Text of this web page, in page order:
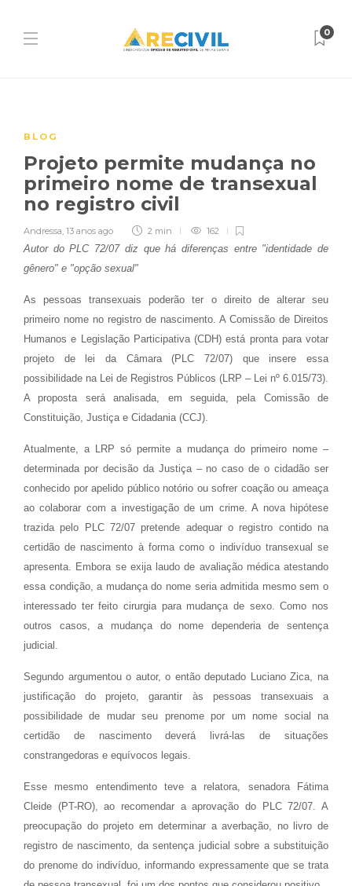
0
BLOG
Projeto permite mudança no
primeiro nome de transexual
no registro civil
Andressa, 13 anos ago 2 min 162
Autor do PLC 72/07 diz que há diferenças entre "identidade de
gênero" e "opção sexual"
As pessoas transexuais poderão ter o direito de alterar seu
primeiro nome no registro de nascimento. A Comissão de Direitos
Humanos e Legislação Participativa (CDH) está pronta para votar
projeto de lei da Câmara (PLC 72/07) que insere essa
possibilidade na Lei de Registros Públicos (LRP – Lei nº 6.015/73).
A proposta será analisada, em seguida, pela Comissão de
Constituição, Justiça e Cidadania (CCJ).
Atualmente, a LRP só permite a mudança do primeiro nome –
determinada por decisão da Justiça – no caso de o cidadão ser
conhecido por apelido público notório ou sofrer coação ou ameaça
ao colaborar com a investigação de um crime. A nova hipótese
trazida pelo PLC 72/07 pretende adequar o registro contido na
certidão de nascimento à forma como o indivíduo transexual se
apresenta. Embora se exija laudo de avaliação médica atestando
essa condição, a mudança do nome seria admitida mesmo sem o
interessado ter feito cirurgia para mudança de sexo. Como nos
outros casos, a mudança do nome dependeria de sentença
judicial.
Segundo argumentou o autor, o então deputado Luciano Zica, na
justificação do projeto, garantir às pessoas transexuais a
possibilidade de mudar seu prenome por um nome social na
certidão de nascimento deverá livrá-las de situações
constrangedoras e equívocos legais.
Esse mesmo entendimento teve a relatora, senadora Fátima
Cleide (PT-RO), ao recomendar a aprovação do PLC 72/07. A
preocupação do projeto em determinar a averbação, no livro de
registro de nascimento, da sentença judicial sobre a substituição
do prenome do indivíduo, informando expressamente que se trata